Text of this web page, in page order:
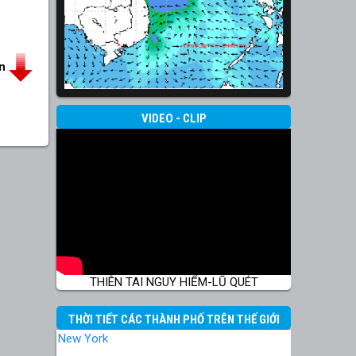
VIDEO - CLIP
THIÊN TAI NGUY HIỂM-LŨ QUÉT
THỜI TIẾT CÁC THÀNH PHỐ TRÊN THẾ GIỚI
New York